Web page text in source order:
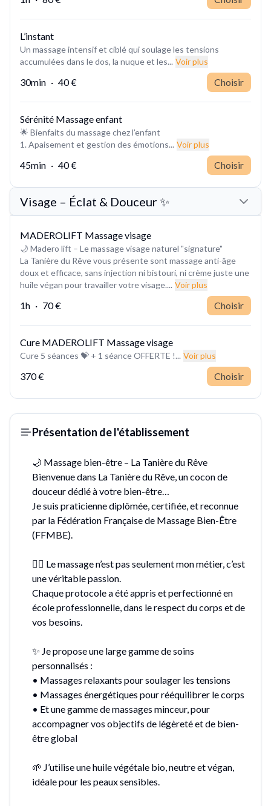
L’instant
Un massage intensif et ciblé qui soulage les tensions
accumulées dans le dos, la nuque et les... Voir plus
30min · 40 € Choisir
Sérénité Massage enfant
🌟 Bienfaits du massage chez l’enfant
1. Apaisement et gestion des émotions... Voir plus
45min · 40 € Choisir
Visage – Éclat & Douceur ✨
MADEROLIFT Massage visage
🌙 Madero lift – Le massage visage naturel "signature"
La Tanière du Rêve vous présente sont massage anti-âge
doux et efficace, sans injection ni bistouri, ni crème juste une
huile végan pour travailler votre visage.... Voir plus
1h · 70 € Choisir
Cure MADEROLIFT Massage visage
Cure 5 séances 💝 + 1 séance OFFERTE !... Voir plus
370 € Choisir
Présentation de l'établissement
🌙 Massage bien-être – La Tanière du Rêve
Bienvenue dans La Tanière du Rêve, un cocon de
douceur dédié à votre bien-être…
Je suis praticienne diplômée, certifiée, et reconnue
par la Fédération Française de Massage Bien-Être
(FFMBE).
💆‍♀️ Le massage n’est pas seulement mon métier, c’est
une véritable passion.
Chaque protocole a été appris et perfectionné en
école professionnelle, dans le respect du corps et de
vos besoins.
✨ Je propose une large gamme de soins
personnalisés :
• Massages relaxants pour soulager les tensions
• Massages énergétiques pour rééquilibrer le corps
• Et une gamme de massages minceur, pour
accompagner vos objectifs de légèreté et de bien-
être global
🌱 J’utilise une huile végétale bio, neutre et végan,
idéale pour les peaux sensibles.